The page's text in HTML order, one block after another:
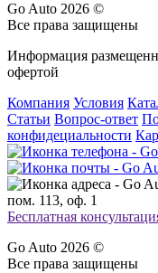
Go Auto 2026 ©
Все права защищены
Информация
офертой
Компания Условия
Статьи Вопрос-ответ
конфидециальности
пом. 113, оф. 1
Бесплатная
Go Auto 2026 ©
Все права защищены